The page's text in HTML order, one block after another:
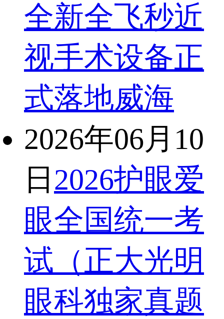
全新全飞秒近
视手术设备正
式落地威海
2026年06月10
日 2026护眼爱
眼全国统一考
试（正大光明
眼科独家真题